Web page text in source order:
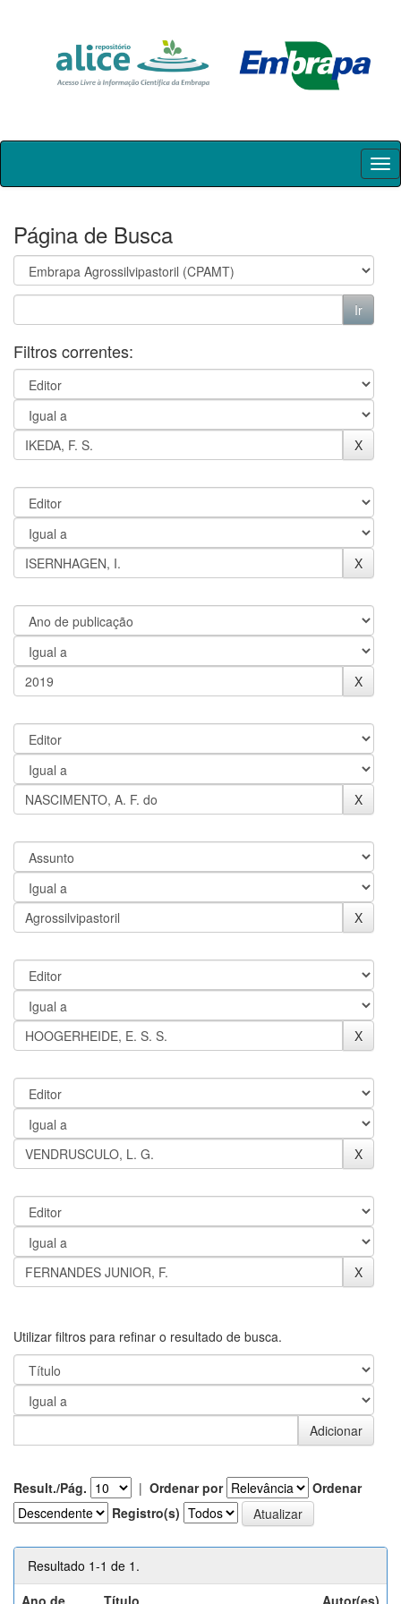
Skip
Página de Busca
Filtros correntes:
Utilizar filtros para refinar o resultado de busca.
Result./Pág. | Ordenar por
Ordenar
Registro(s)
Resultado 1-1 de 1.
Ano de
Título Autor(es)